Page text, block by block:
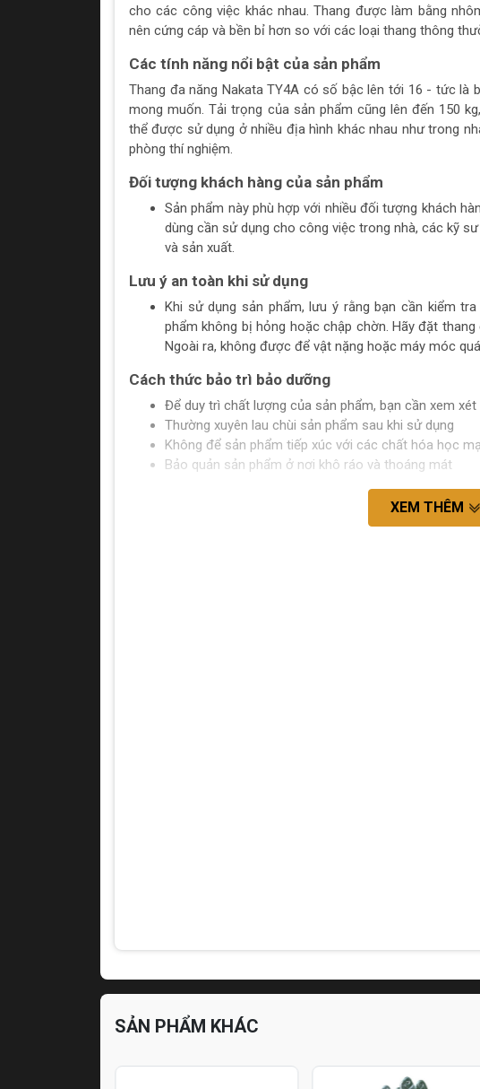
cho các công việc khác nhau. Thang được làm bằng
nên cứng cáp và bền bỉ hơn so với các loại thang thông
Các tính năng nổi bật của sản phẩm
Thang đa năng Nakata TY4A có số bậc lên tới 16 - tức là
mong muốn. Tải trọng của sản phẩm cũng lên đến 150
thể được sử dụng ở nhiều địa hình khác nhau như trong
phòng thí nghiệm.
Đối tượng khách hàng của sản phẩm
Sản phẩm này phù hợp với nhiều đối tượng khách
dùng cần sử dụng cho công việc trong nhà, các kỹ
và sản xuất.
Lưu ý an toàn khi sử dụng
Khi sử dụng sản phẩm, lưu ý rằng bạn cần kiểm
phẩm không bị hỏng hoặc chập chờn. Hãy đặt
Ngoài ra, không được để vật nặng hoặc máy móc
Cách thức bảo trì bảo dưỡng
Để duy trì chất lượng của sản phẩm, bạn cần xem
Thường xuyên lau chùi sản phẩm sau khi sử dụng
Không để sản phẩm tiếp xúc với các chất hóa học
Bảo quản sản phẩm ở nơi khô ráo và thoáng mát
XEM THÊM
SẢN PHẨM KHÁC